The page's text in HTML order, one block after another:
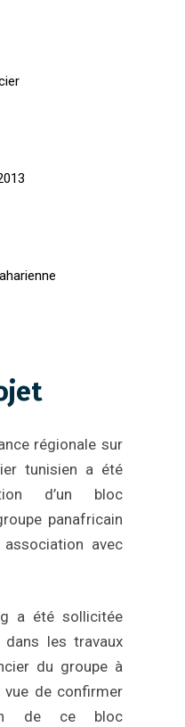
régionale sur
tunisien a été
d’un bloc
panafricain
avec
a été sollicitée
les travaux
du groupe à
vue de confirmer
de ce bloc